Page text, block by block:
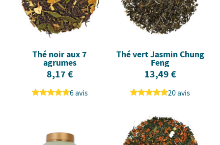
Thé noir aux 7
agrumes
8,17 €
6 avis
Thé vert Jasmin Chung
Feng
13,49 €
20 avis